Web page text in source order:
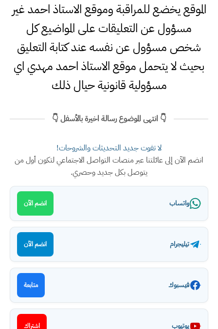
الموقع يخضع للمراقبة وموقع الاستاذ احمد غير
مسؤول عن التعليقات على المواضيع كل
شخص مسؤول عن نفسه عند كتابة التعليق
بحيث لا يتحمل موقع الاستاذ احمد مهدي اي
مسؤولية قانونية حيال ذلك
👇 انتهى الموضوع رسالة اخيرة بالأسفل 👇
لا تفوت جديد التحديثات والشروحات!
انضم الآن إلى عائلتنا عبر منصات التواصل الاجتماعي لتكون أول من
يتوصل بكل جديد وحصري.
واتساب انضم الآن
تيليجرام انضم الآن
فيسبوك متابعة
يوتيوب اشتراك